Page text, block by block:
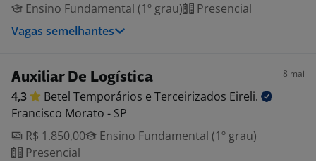
Ensino Fundamental (1º grau)
Presencial
Vagas semelhantes
Auxiliar De Logística 8 mai
4,3 Betel Temporários e Terceirizados Eireli.
Francisco Morato - SP
R$ 1.850,00
Ensino Fundamental (1º grau)
Presencial